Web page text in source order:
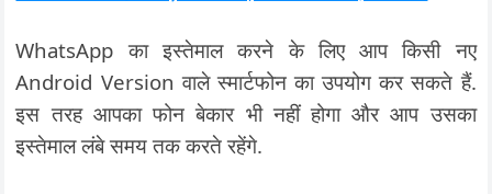
WhatsApp का इस्तेमाल करने के लिए आप किसी नए
Android Version वाले स्मार्टफोन का उपयोग कर सकते हैं.
इस तरह आपका फोन बेकार भी नहीं होगा और आप उसका
इस्तेमाल लंबे समय तक करते रहेंगे.